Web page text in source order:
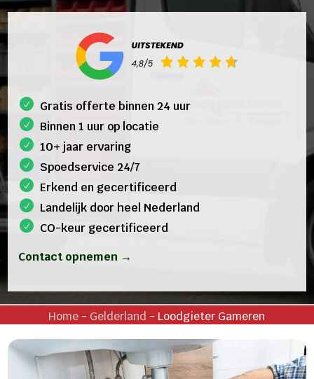
Gratis offerte binnen 24 uur
Binnen 1 uur op locatie
10+ jaar ervaring
Spoedservice 24/7
Erkend en gecertificeerd
Landelijk door heel Nederland
CO-keur gecertificeerd
Contact opnemen →
Home - Gelderland - Loodgieter Gameren